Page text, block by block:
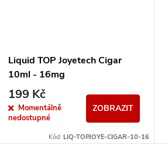
Liquid TOP Joyetech Cigar
10ml - 16mg
199 Kč
Momentálně
nedostupné
ZOBRAZIT
Kód: LIQ-TOPJOYE-CIGAR-10-16